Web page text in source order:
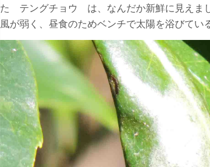
た テングチョウ は、なんだか新鮮に見えまし
風が弱く、昼食のためベンチで太陽を浴びてい